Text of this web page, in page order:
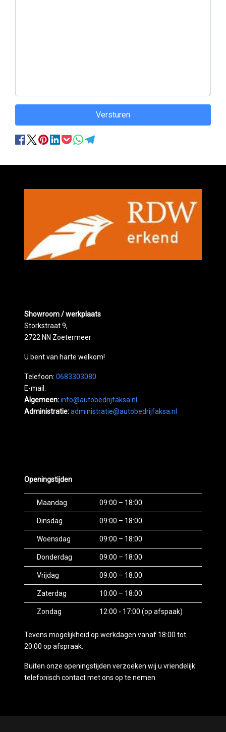
Versturen
Showroom / werkplaats
Storkstraat 9,
2722 NN Zoetermeer
U bent van harte welkom!
Telefoon: 0683303080
E-mail:
Algemeen:info@autobedrijfaksa.nl
Administratie:administratie@autobedrijfaksa.nl
Openingstijden
Maandag 09:00 – 18:00
Dinsdag 09:00 – 18:00
Woensdag 09:00 – 18:00
Donderdag 09:00 – 18:00
Vrijdag 09:00 – 18:00
Zaterdag 10:00 – 18:00
Zondag 12:00 - 17:00 (op afspaak)
Tevens mogelijkheid op werkdagen vanaf 18:00 tot
20:00 op afspraak.
Buiten onze openingstijden verzoeken wij u vriendelijk
telefonisch contact met ons op te nemen.